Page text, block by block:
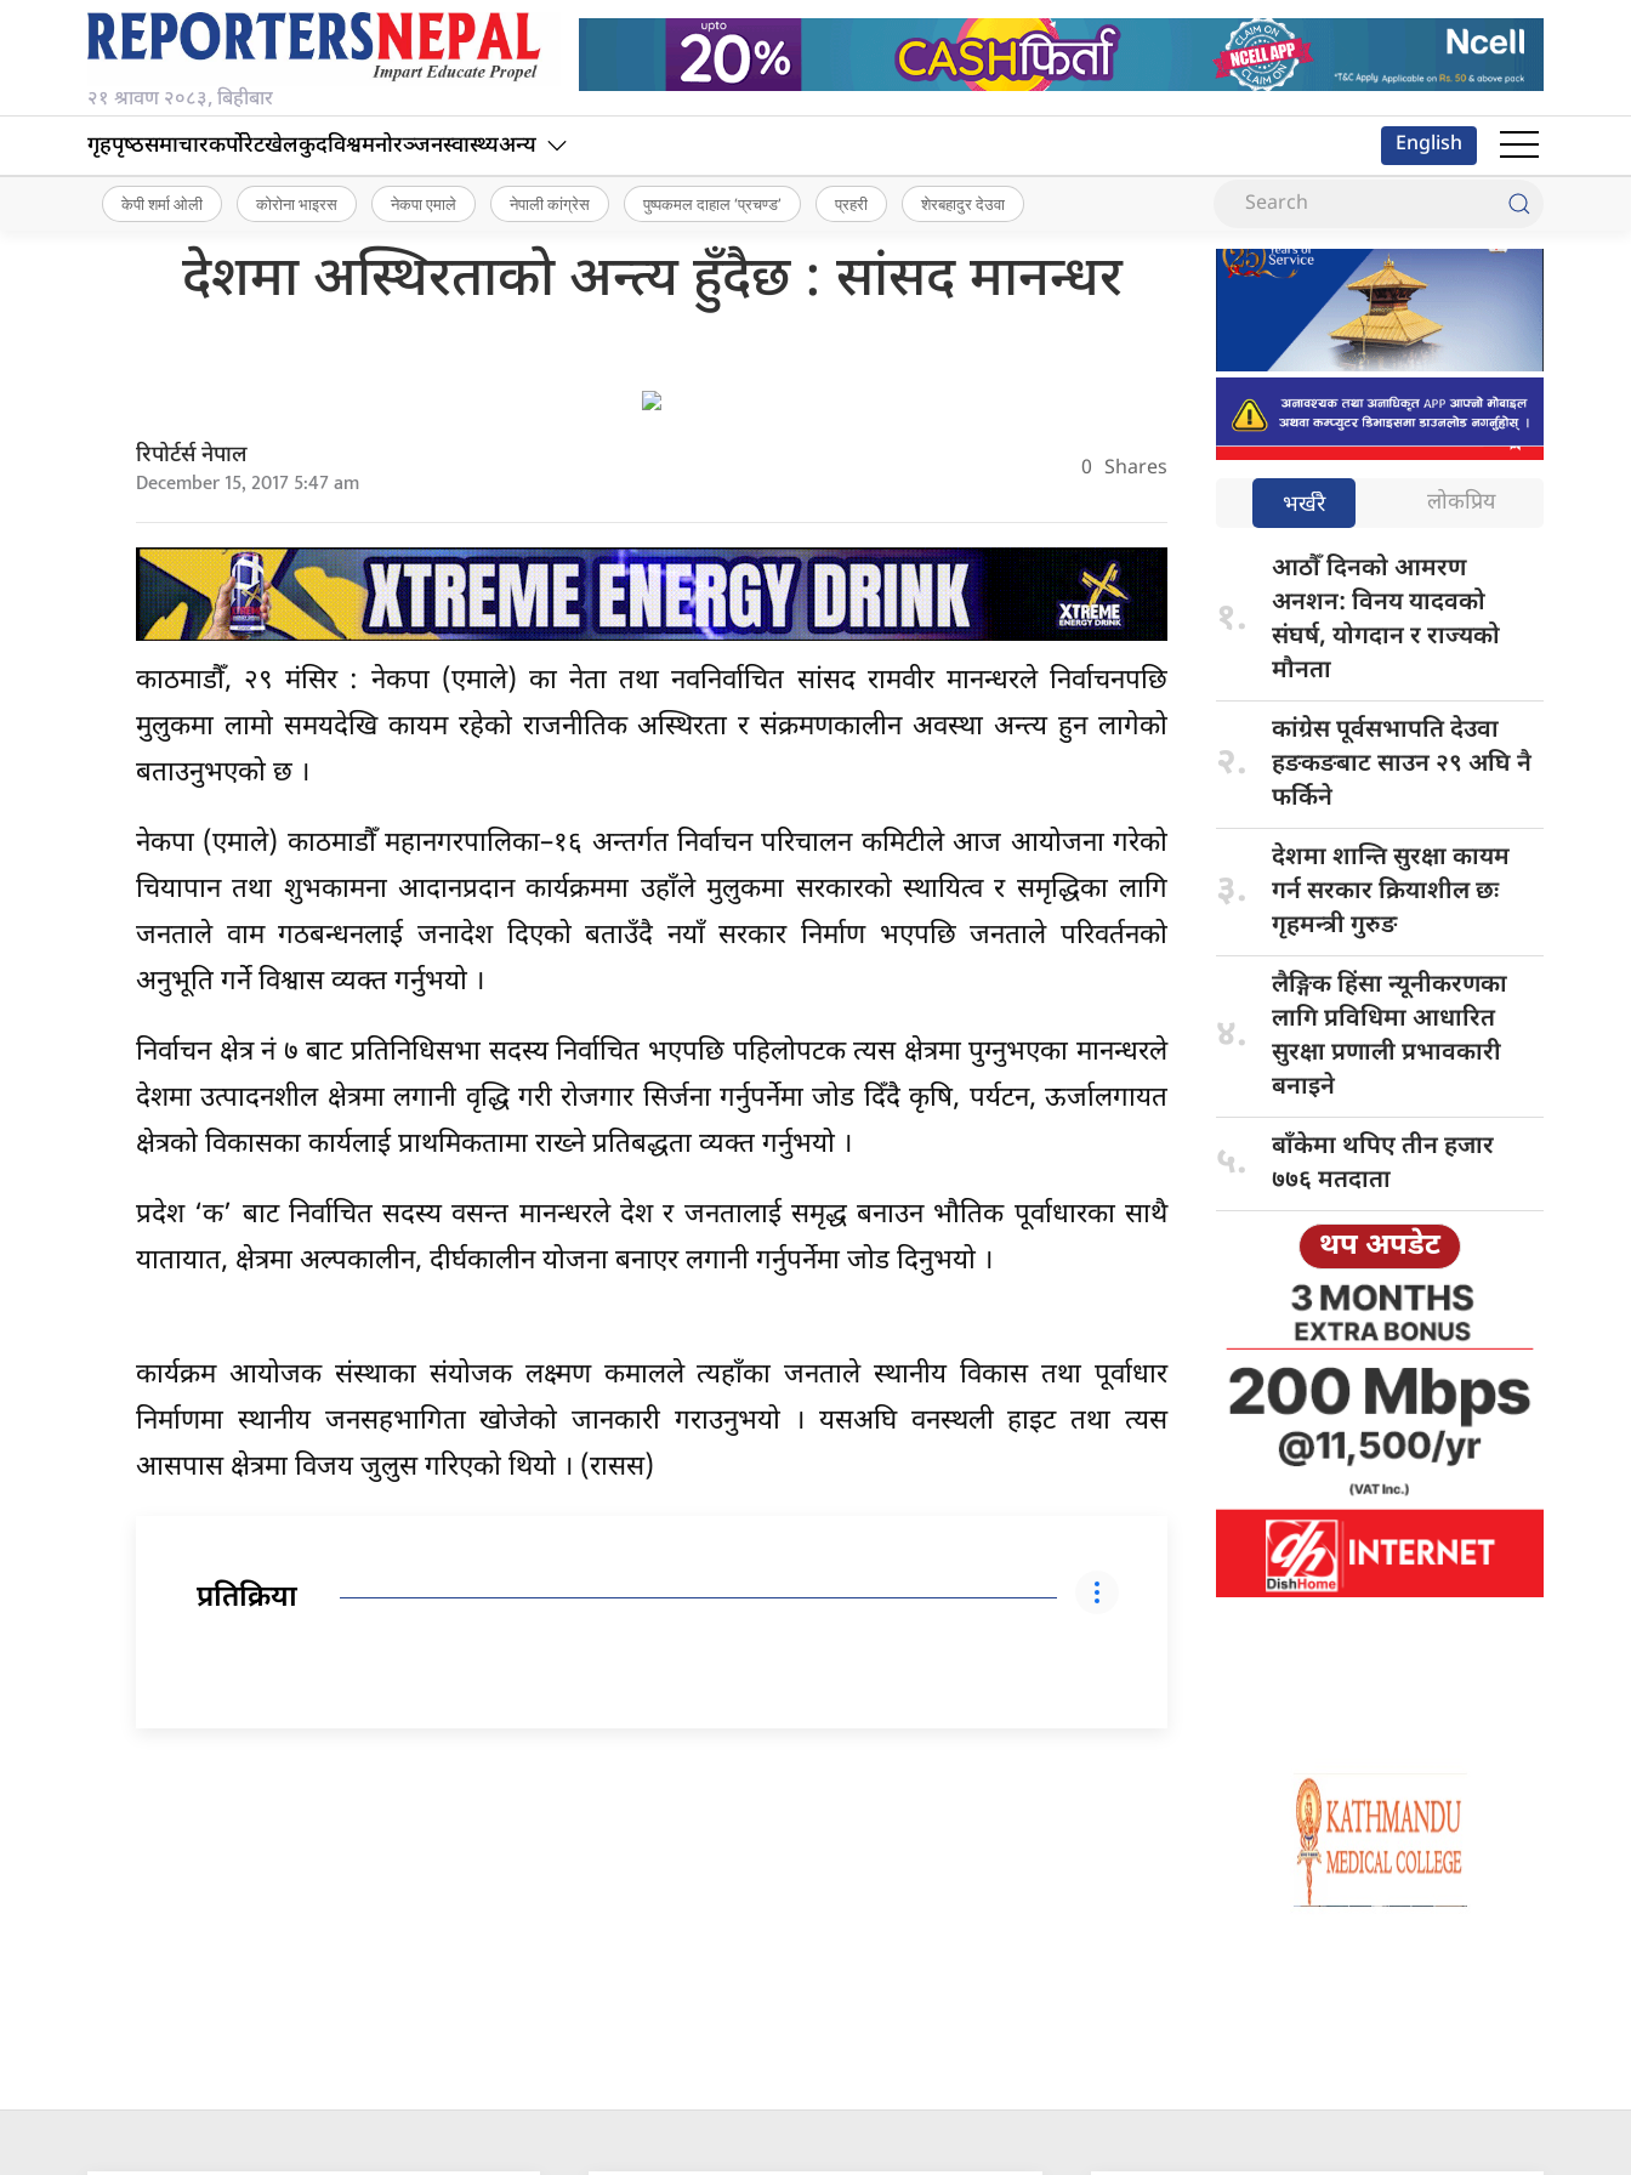
२१ श्रावण २०८३, बिहीबार
गृहपृष्‍ठसमाचारकर्पोरेटखेलकुदविश्वमनोरञ्जनस्वास्थ्यअन्य English
केपी शर्मा ओली कोरोना भाइरस नेकपा एमाले नेपाली कांग्रेस पुष्पकमल दाहाल ‘प्रचण्ड’ प्रहरी शेरबहादुर देउवा
देशमा अस्थिरताको अन्त्य हुँदैछ : सांसद मानन्धर
रिपोर्टर्स नेपाल
December 15, 2017 5:47 am 0 Shares
काठमाडौँ, २९ मंसिर : नेकपा (एमाले) का नेता तथा नवनिर्वाचित सांसद रामवीर मानन्धरले निर्वाचनपछि
मुलुकमा लामो समयदेखि कायम रहेको राजनीतिक अस्थिरता र संक्रमणकालीन अवस्था अन्त्य हुन लागेको
बताउनुभएको छ ।
नेकपा (एमाले) काठमाडौँ महानगरपालिका–१६ अन्तर्गत निर्वाचन परिचालन कमिटीले आज आयोजना गरेको
चियापान तथा शुभकामना आदानप्रदान कार्यक्रममा उहाँले मुलुकमा सरकारको स्थायित्व र समृद्धिका लागि
जनताले वाम गठबन्धनलाई जनादेश दिएको बताउँदै नयाँ सरकार निर्माण भएपछि जनताले परिवर्तनको
अनुभूति गर्ने विश्वास व्यक्त गर्नुभयो ।
निर्वाचन क्षेत्र नं ७ बाट प्रतिनिधिसभा सदस्य निर्वाचित भएपछि पहिलोपटक त्यस क्षेत्रमा पुग्नुभएका मानन्धरले
देशमा उत्पादनशील क्षेत्रमा लगानी वृद्धि गरी रोजगार सिर्जना गर्नुपर्नेमा जोड दिँदै कृषि, पर्यटन, ऊर्जालगायत
क्षेत्रको विकासका कार्यलाई प्राथमिकतामा राख्ने प्रतिबद्धता व्यक्त गर्नुभयो ।
प्रदेश ‘क’ बाट निर्वाचित सदस्य वसन्त मानन्धरले देश र जनतालाई समृद्ध बनाउन भौतिक पूर्वाधारका साथै
यातायात, क्षेत्रमा अल्पकालीन, दीर्घकालीन योजना बनाएर लगानी गर्नुपर्नेमा जोड दिनुभयो ।
कार्यक्रम आयोजक संस्थाका संयोजक लक्ष्मण कमालले त्यहाँका जनताले स्थानीय विकास तथा पूर्वाधार
निर्माणमा स्थानीय जनसहभागिता खोजेको जानकारी गराउनुभयो । यसअघि वनस्थली हाइट तथा त्यस
आसपास क्षेत्रमा विजय जुलुस गरिएको थियो । (रासस)
प्रतिक्रिया
भर्खरै लोकप्रिय
१.
आठौँ दिनकोआमरण
अनशन: विनय यादवको
संघर्ष, योगदान र राज्यको
मौनता
२.
कांग्रेस पूर्वसभापतिदेउवा
हङकङबाट साउन २९ अघि नै
फर्किने
३.
देशमा शान्तिसुरक्षा कायम
गर्न सरकार क्रियाशील छः
गृहमन्त्री गुरुङ
४.
लैङ्गिक हिंसान्यूनीकरणका
लागि प्रविधिमा आधारित
सुरक्षा प्रणाली प्रभावकारी
बनाइने
५. बाँकेमा थपिएतीन हजार
७७६ मतदाता
थप अपडेट